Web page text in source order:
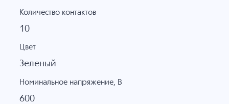
Количество контактов
10
Цвет
Зеленый
Номинальное напряжение, B
600